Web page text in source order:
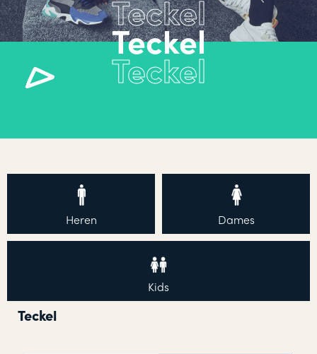
Teckel
Heren Dames
Kids
Teckel